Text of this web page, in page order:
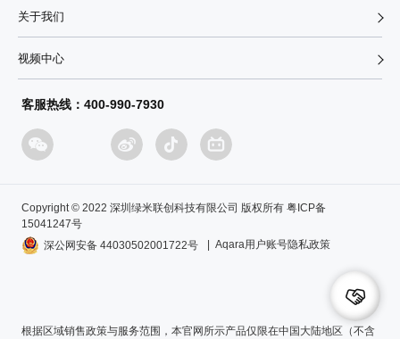
关于我们
视频中心
客服热线：400-990-7930
Copyright © 2022 深圳绿米联创科技有限公司 版权所有 粤ICP备
15041247号
深公网安备 44030502001722号
| Aqara用户账号隐私政策
根据区域销售政策与服务范围，本官网所示产品仅限在中国大陆地区（不含